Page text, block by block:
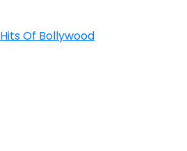
Hits Of Bollywood